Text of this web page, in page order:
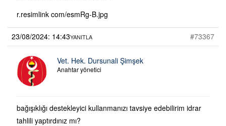
r.resimlink com/esmRg-B.jpg
23/08/2024: 14:43 #73367
YANITLA
Vet. Hek. Dursunali Şimşek
Anahtar yönetici
bağışıklığı destekleyici kullanmanızı tavsiye edebilirim idrar
tahlili yaptırdınız mı?